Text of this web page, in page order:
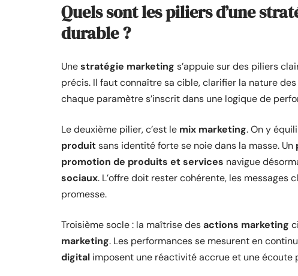
Quels sont les piliers d’une
durable ?
Unestratégie marketing s’appuie sur des piliers
précis. Il faut connaître sa cible, clarifier la nature
chaque paramètre s’inscrit dans une logique de
Le deuxième pilier, c’est le mix marketing. On y
produitsans identité forte se noie dans la masse. Un
promotion de produits et services navigue
sociaux. L’offre doit rester cohérente, les messages
promesse.
Troisième socle : la maîtrise desactions marketing
marketing. Les performances se mesurent en
digital imposent une réactivité accrue et une écoute